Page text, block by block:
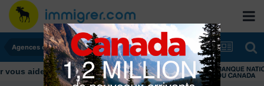
Agences de placement, salons
aider tout au long de votre transition